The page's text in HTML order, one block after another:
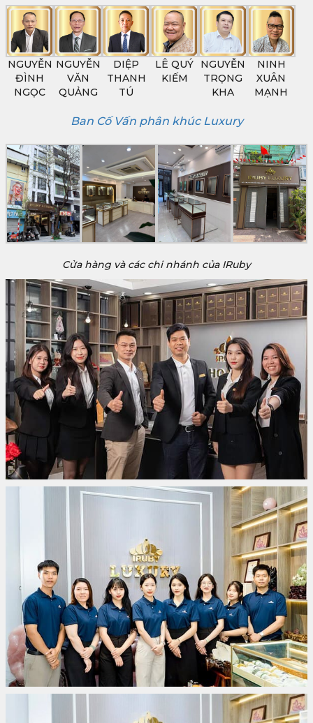
NGUYỄN
ĐÌNH
NGỌC
NGUYỄN
VĂN
QUẢNG
DIỆP
THANH
TÚ
LÊ QUÝ
KIẾM
NGUYỄN
TRỌNG
KHA
NINH
XUÂN
MẠNH
Ban Cố Vấn phân khúc Luxury
Cửa hàng và các chi nhánh của IRuby